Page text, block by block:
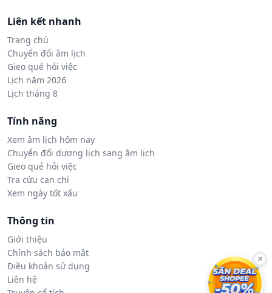
Liên kết nhanh
Trang chủ
Chuyển đổi âm lịch
Gieo quẻ hỏi việc
Lịch năm 2026
Lịch tháng 8
Tính năng
Xem âm lịch hôm nay
Chuyển đổi dương lịch sang âm lịch
Gieo quẻ hỏi việc
Tra cứu can chi
Xem ngày tốt xấu
Thông tin
Giới thiệu
Chính sách bảo mật
Điều khoản sử dụng
Liên hệ
×